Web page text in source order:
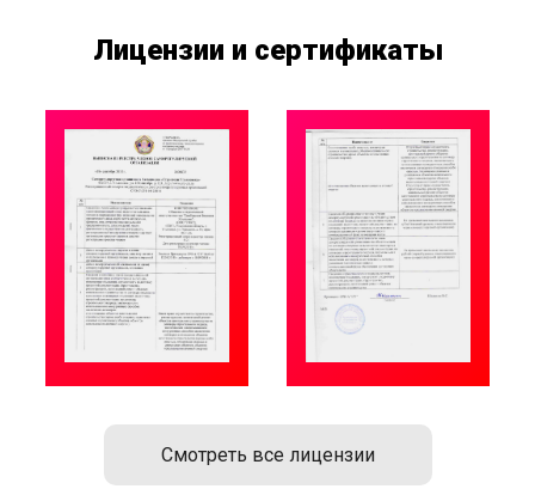
Лицензии и сертификаты
Смотреть все лицензии